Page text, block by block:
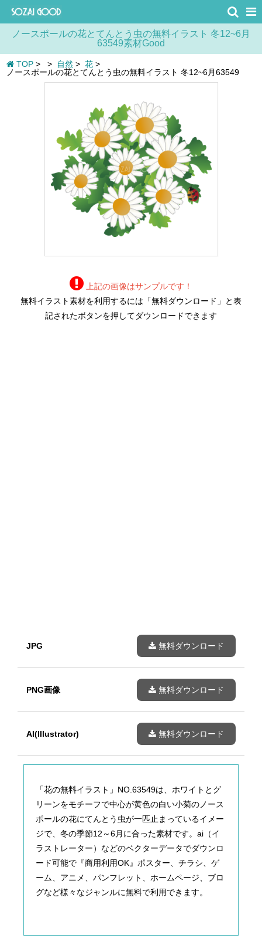
ノースポールの花とてんとう虫の無料イラスト 冬12~6月
63549素材Good
TOP > > 自然 > 花 >
ノースポールの花とてんとう虫の無料イラスト 冬12~6月63549
上記の画像はサンプルです！
無料イラスト素材を利用するには「無料ダウンロード」と表
記されたボタンを押してダウンロードできます
JPG 無料ダウンロード
PNG画像 無料ダウンロード
AI(Illustrator) 無料ダウンロード
「花の無料イラスト」NO.63549は、ホワイトとグ
リーンをモチーフで中心が黄色の白い小菊のノース
ポールの花にてんとう虫が一匹止まっているイメー
ジで、冬の季節12～6月に合った素材です。ai（イ
ラストレーター）などのベクターデータでダウンロ
ード可能で『商用利用OK』ポスター、チラシ、ゲ
ーム、アニメ、パンフレット、ホームページ、ブロ
グなど様々なジャンルに無料で利用できます。